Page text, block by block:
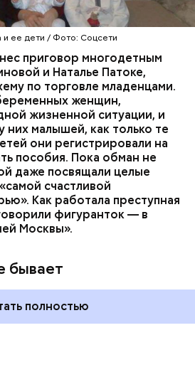
ее дети / Фото: Соцсети
приговор многодетным
и Наталье Патоке,
по торговле младенцами.
женщин,
жизненной ситуации, и
них малышей, как только те
они регистрировали на
пособия. Пока обман не
даже посвящали целые
счастливой
Как работала преступная
фигуранток — в
Москвы».
бывает
появилась ее колонка под
не бывает», в которой
района Новокосино
как многодетную
полностью
РАЙОН НОВОКОСИНО
МОСКВА